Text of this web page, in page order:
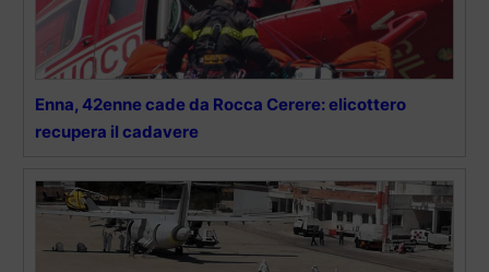
Enna, 42enne cade da Rocca Cerere: elicottero
recupera il cadavere